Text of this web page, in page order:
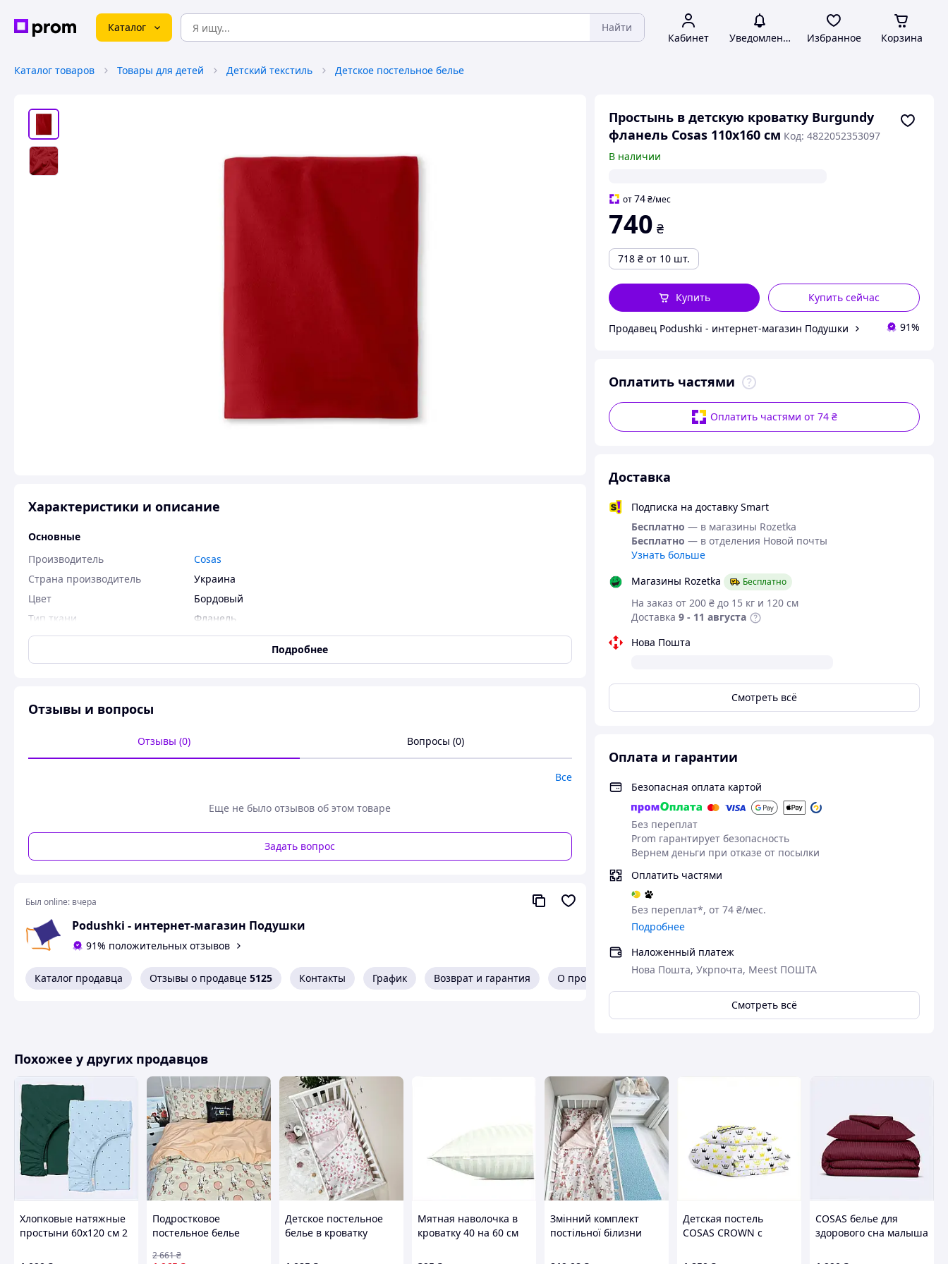
Каталог Найти
Кабинет Уведомления Избранное Корзина
Каталог товаров Товары для детей Детский текстиль Детское постельное белье
Простынь в детскую кроватку Burgundy
фланель Cosas 110х160 см Код: 4822052353097
В наличии
от74 ₴/мес
740 ₴
718 ₴ от 10 шт.
Купить сейчас
Купить
Продавец Podushki - интернет-магазин Подушки 91%
Оплатить частями
Оплатить частями от 74 ₴
Доставка
Подписка на доставку Smart
Бесплатно — в магазины Rozetka
Бесплатно — в отделения Новой почты
Узнать больше
Магазины Rozetka
Бесплатно
На заказ от 200 ₴ до 15 кг и 120 см
Доставка 9 - 11 августа
Нова Пошта
Смотреть всё
Оплата и гарантии
Безопасная оплата картой
Без переплат
Prom гарантирует безопасность
Вернем деньги при отказе от посылки
Оплатить частями
Без переплат*, от 74 ₴/мес.
Подробнее
Наложенный платеж
Нова Пошта, Укрпочта, Meest ПОШТА
Смотреть всё
Характеристики и описание
Основные
Производитель
Cosas
Страна производитель
Украина
Цвет
Бордовый
Тип ткани
Фланель
Пользовательские характеристики
Размер
110х160 см
Простынь из фланели для детской кроватки. Простынь в однотонном дизайне красного цвета. Фланелевая
хлопка, мягкая, с характерной ворсистой поверхностью, отлично сохраняет тепло и создает уют,
гипоаллергенная, отличается практичностью и долговечностью.
фланель-премиум (100% органический хлопок)
Упаковка:фирменная
Подробнее
Отзывы и вопросы
Отзывы (0) Вопросы (0)
Все
Еще не было отзывов об этом товаре
Задать вопрос
Был online: вчера
Podushki - интернет-магазин Подушки
91% положительных отзывов
Каталог продавца Отзывы о продавце 5125 Контакты График Возврат и гарантия О продавце
Похожее у других продавцов
Хлопковые натяжные
простыни 60х120 см 2
упаковке, 855854K8K
Подростковое
постельное белье
Ранфорс MERISET -
2 661₴
Детское постельное
белье в кроватку
Happy night Бабочки
Мятная наволочка в
кроватку 40 на 60 см
Змінний комплект
постільної білизни
тканина РАНФОРС,
Детская постель
COSAS CROWN с
коробке 77H388B4C1
COSAS белье для
здорового сна малыша
8567E6A57